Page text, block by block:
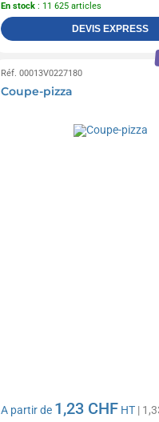
En stock : 11 625 articles
DEVIS EXPRESS
Réf. 00013V0227180
Coupe-pizza
A partir de 1,23 CHF HT |